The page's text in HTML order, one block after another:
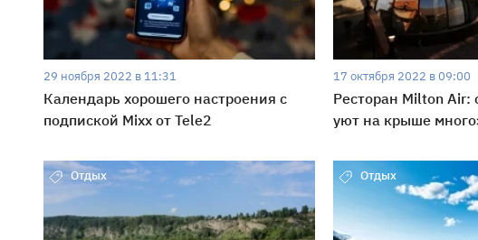
29 ноября 2022 в 11:31
Календарь хорошего настроения с
подпиской Mixx от Tele2
17 октября 2022 в 09:00
Ресторан Milton Air:
уют на крыше
Отдых Отдых